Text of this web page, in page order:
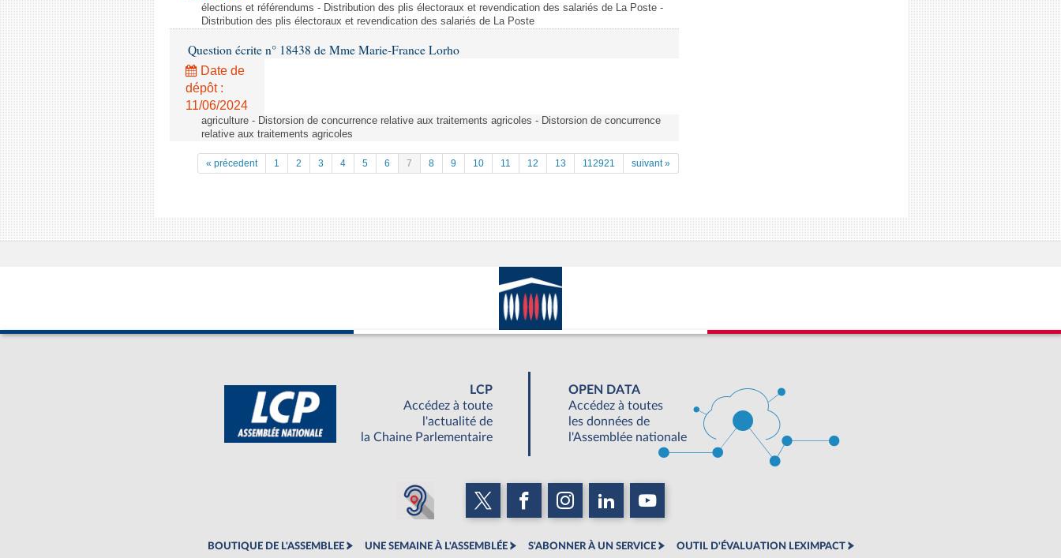
élections et référendums - Distribution des plis électoraux et revendication des salariés de La Poste -
Distribution des plis électoraux et revendication des salariés de La Poste
Question écrite n° 18438 de Mme Marie-France Lorho
Date de
dépôt :
11/06/2024
agriculture - Distorsion de concurrence relative aux traitements agricoles - Distorsion de concurrence
relative aux traitements agricoles
« précedent 1 2 3 4 5 6 7 8 9 10 11 12 13 112921 suivant »
LCP
Accédez à toute
l'actualité de
la Chaine Parlementaire
OPEN DATA
Accédez à toutes
les données de
l'Assemblée nationale
BOUTIQUE DE L'ASSEMBLEE UNE SEMAINE À L'ASSEMBLÉE S'ABONNER À UN SERVICE OUTIL D'ÉVALUATION LEXIMPACT